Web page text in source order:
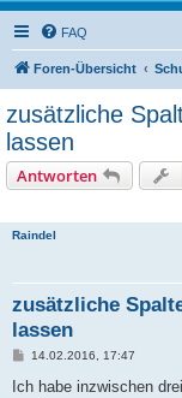
FAQ
Foren-Übersicht
zusätzliche
lassen
Antworten
Raindel
zusätzliche
lassen
B
i
14.02.2016, 17:47
Ich habe inzwischen